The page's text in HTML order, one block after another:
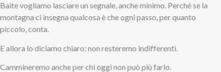
Baite vogliamo lasciare un segnale, anche minimo. Perché se la
montagna ci insegna qualcosa è che ogni passo, per quanto
piccolo, conta.
E allora lo diciamo chiaro: non resteremo indifferenti.
Cammineremo anche per chi oggi non può più farlo.